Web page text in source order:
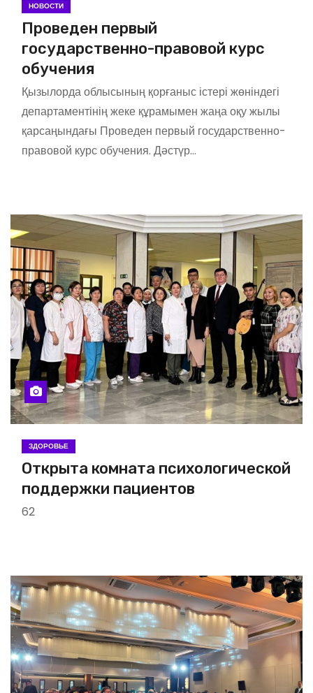
НОВОСТИ
Проведен первый
государственно-правовой курс
обучения
Қызылорда облысының қорғаныс істері жөніндегі
департаментінің жеке құрамымен жаңа оқу жылы
қарсаңындағы Проведен первый государственно-
правовой курс обучения. Дәстүр…
ЗДОРОВЬЕ
Открыта комната психологической
поддержки пациентов
62